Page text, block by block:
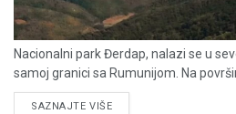
Nacionalni park Đerdap, nalazi se u
samoj granici sa Rumunijom. Na
SAZNAJTE VIŠEDETAILS